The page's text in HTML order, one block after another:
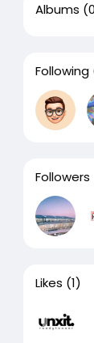
Albums
Following
Followers
Likes (1)